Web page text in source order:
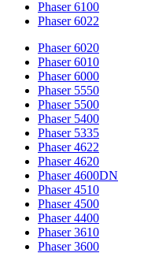
Phaser 6100
Phaser 6022
Phaser 6020
Phaser 6010
Phaser 6000
Phaser 5550
Phaser 5500
Phaser 5400
Phaser 5335
Phaser 4622
Phaser 4620
Phaser 4600DN
Phaser 4510
Phaser 4500
Phaser 4400
Phaser 3610
Phaser 3600